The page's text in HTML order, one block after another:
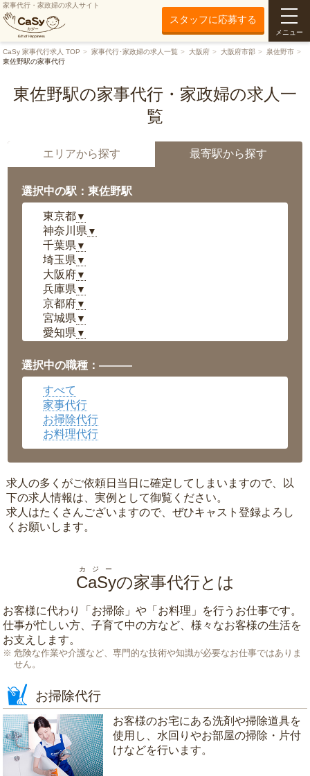
家事代行・家政婦の求人サイト
スタッフに応募する
メニュー
CaSy 家事代行求人 TOP 家事代行･家政婦の求人一覧 大阪府 大阪府市部
泉佐野市
東佐野駅の家事代行
東佐野駅の家事代行・家政婦の求人一
覧
エリアから探す 最寄駅から探す
選択中の駅：東佐野駅
東京都▼
神奈川県 ▼
千葉県 ▼
埼玉県 ▼
大阪府▼
兵庫県 ▼
京都府▼
宮城県 ▼
愛知県 ▼
岡山県▼
広島県▼
沖縄県
選択中の職種：———
すべて
家事代行
お掃除代行
お料理代行
求人の多くがご依頼日当日に確定してしまいますので、以
下の求人情報は、実例として御覧ください。
求人はたくさんございますので、ぜひキャスト登録よろし
くお願いします。
CaSy
カジー
の家事代行とは
お客様に代わり「 お掃除 」や「 お料理 」を行うお仕事です。
仕事が忙しい方、子育て中の方など、様々なお客様の生活を
お支えします。
危険な作業や介護など、専門的な技術や知識が必要なお仕事ではありま
せん。
お掃除代行
お客様のお宅にある洗剤や掃除道具を
使用し、水回りやお部屋の掃除・片付
けなどを行います。